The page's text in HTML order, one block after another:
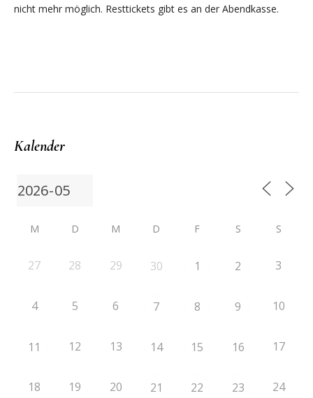
nicht mehr möglich. Resttickets gibt es an der Abendkasse.
Kalender
M D M D F S S
27 28 29 30 1 2 3
4 5 6 7 8 9 10
11 12 13 14 15 16 17
18 19 20 21 22 23 24